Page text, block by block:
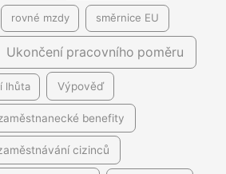
rovné mzdy směrnice EU
Ukončení pracovního poměru
lhůta Výpověď
benefity
cizinců